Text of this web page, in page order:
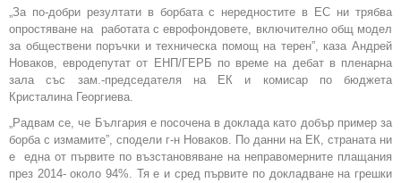
„За по-добри резултати в борбата с нередностите в ЕС ни трябва
опростяване на работата с еврофондовете, включително общ модел
за обществени поръчки и техническа помощ на терен”, каза Андрей
Новаков, евродепутат от ЕНП/ГЕРБ по време на дебат в пленарна
зала със зам.-председателя на ЕК и комисар по бюджета
Кристалина Георгиева.
„Радвам се, че България е посочена в доклада като добър пример за
борба с измамите”, сподели г-н Новаков. По данни на ЕК, страната ни
е една от първите по възстановяване на неправомерните плащания
през 2014- около 94%. Тя е и сред първите по докладване на грешки